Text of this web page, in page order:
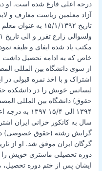
تاریخ ۱۵/۱/۱۳۹۲
مکتب یاد شده ایفای و ظیفه
از سوی دانشگاه بین المللی
اشتراک و با اخذ نمره قبولی
لیسانس خویش را در دانشکده
حقوق) دانشگاه بین المللی
۱۳۹۴ الی ۱۵/۴
سال به کانکور خزانی ایران
گرایش رشته (حقوق خصوصی)
دوره تحصیلی ماستری خویش را
ایشان پس از ختم دوره